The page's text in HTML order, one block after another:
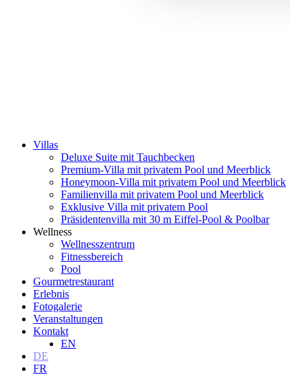
Villas
Deluxe Suite mit Tauchbecken
Premium-Villa mit privatem Pool und Meerblick
Honeymoon-Villa mit privatem Pool und Meerblick
Familienvilla mit privatem Pool und Meerblick
Exklusive Villa mit privatem Pool
Präsidentenvilla mit 30 m Eiffel-Pool & Poolbar
Wellness
Wellnesszentrum
Fitnessbereich
Pool
Gourmetrestaurant
Erlebnis
Fotogalerie
Veranstaltungen
Kontakt
EN
DE
FR